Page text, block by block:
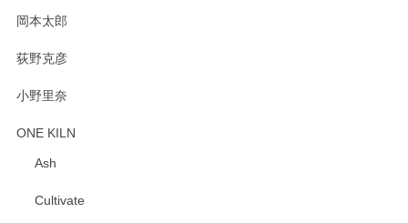
岡本太郎
荻野克彦
小野里奈
ONE KILN
Ash
Cultivate